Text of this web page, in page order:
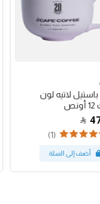
لاتيه لون
(1)